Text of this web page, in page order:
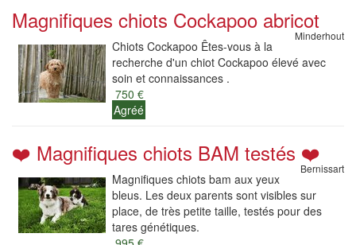
Magnifiques chiots Cockapoo abricot
Minderhout
Chiots Cockapoo Êtes-vous à la
recherche d'un chiot Cockapoo élevé avec
soin et connaissances .
750 €
Agréé
❤️ Magnifiques chiots BAM testés ❤️
Bernissart
Magnifiques chiots bam aux yeux
bleus. Les deux parents sont visibles sur
place, de très petite taille, testés pour des
tares génétiques.